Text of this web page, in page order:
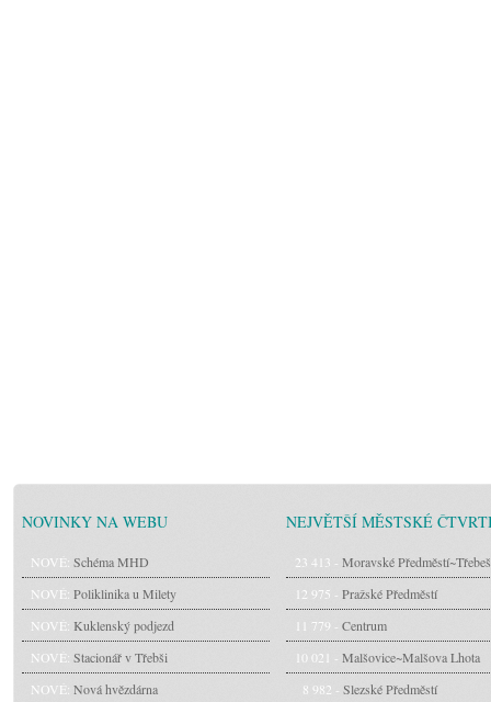
NOVINKY NA WEBU
NOVÉ: Schéma MHD
NOVÉ: Poliklinika u Milety
NOVÉ: Kuklenský podjezd
NOVÉ: Stacionář v Třebši
NOVÉ: Nová hvězdárna
NEJVĚTŠÍ MĚSTSKÉ
23 413 - Moravské Předměstí~Třebeš
12 975 - Pražské Předměstí
11 779 - Centrum
10 021 - Malšovice~Malšova Lhota
8 982 - Slezské Předměstí